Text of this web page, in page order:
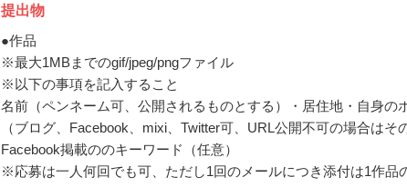
提出物
●作品
※最大1MBまでのgif/jpeg/pngファイル
※以下の事項を記入すること
名前（ペンネーム可、公開されるものとする）・居住地・自身の
（ブログ、Facebook、mixi、Twitter可、URL公開不可の場合はそ
Facebook掲載ののキーワード（任意）
※応募は一人何回でも可、ただし1回のメールにつき添付は1作品